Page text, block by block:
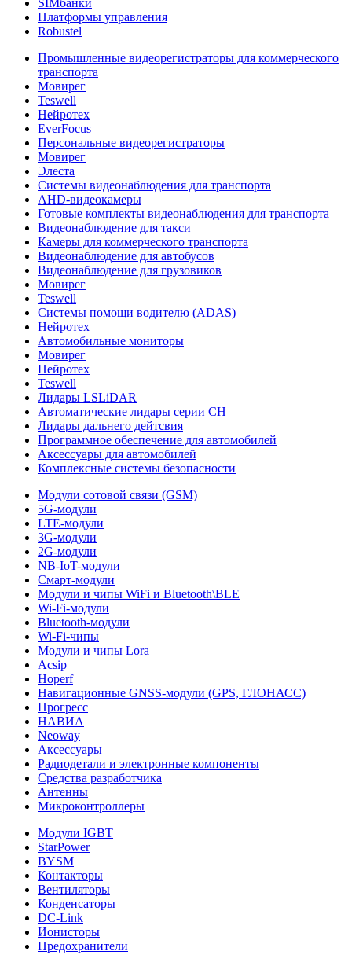
SIMбанки
Платформы управления
Robustel
Промышленные видеорегистраторы для коммерческого
транспорта
Мовирег
Teswell
Нейротех
EverFocus
Персональные видеорегистраторы
Мовирег
Элеста
Системы видеонаблюдения для транспорта
AHD-видеокамеры
Готовые комплекты видеонаблюдения для транспорта
Видеонаблюдение для такси
Камеры для коммерческого транспорта
Видеонаблюдение для автобусов
Видеонаблюдение для грузовиков
Мовирег
Teswell
Системы помощи водителю (ADAS)
Нейротех
Автомобильные мониторы
Мовирег
Нейротех
Teswell
Лидары LSLiDAR
Автоматические лидары серии CH
Лидары дальнего дейтсвия
Программное обеспечение для автомобилей
Аксессуары для автомобилей
Комплексные системы безопасности
Модули сотовой связи (GSM)
5G-модули
LTE-модули
3G-модули
2G-модули
NB-IoT-модули
Смарт-модули
Модули и чипы WiFi и Bluetooth\BLE
Wi-Fi-модули
Bluetooth-модули
Wi-Fi-чипы
Модули и чипы Lora
Acsip
Hoperf
Навигационные GNSS-модули (GPS, ГЛОНАСС)
Прогресс
НАВИА
Neoway
Аксессуары
Радиодетали и электронные компоненты
Средства разработчика
Антенны
Микроконтроллеры
Модули IGBT
StarPower
BYSM
Контакторы
Вентиляторы
Конденсаторы
DC-Link
Ионисторы
Предохранители